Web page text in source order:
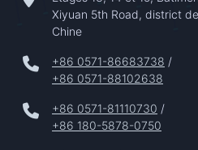
Xiyuan 5th Road, district
Chine
+86 0571-86683738 /
+86 0571-88102638
+86 0571-81110730 /
+86 180-5878-0750